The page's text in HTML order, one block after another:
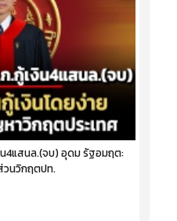
4แสนล.(จบ) อุดม รัฐอมฤต:
วนวิกฤตปท.